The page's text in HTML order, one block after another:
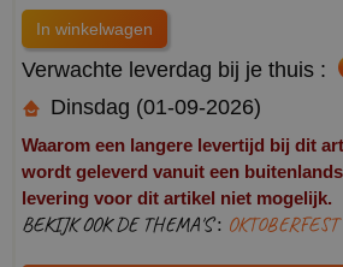
Verwachte leverdag bij je thuis :
Dinsdag (01-09-2026)
Waarom een langere levertijd bij dit
wordt geleverd vanuit een
levering voor dit artikel niet mogelijk.
BEKIJK OOK DE THEMA'S : OKTOBERFEST